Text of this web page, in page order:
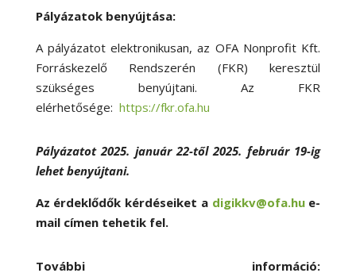
Pályázatok benyújtása:
A pályázatot elektronikusan, az OFA Nonprofit Kft.
Forráskezelő Rendszerén (FKR) keresztül
szükséges benyújtani. Az FKR
elérhetősége: https://fkr.ofa.hu
Pályázatot 2025. január 22-től 2025. február 19-ig
lehet benyújtani.
Az érdeklődők kérdéseiket a digikkv@ofa.hu e-
mail címen tehetik fel.
További információ: